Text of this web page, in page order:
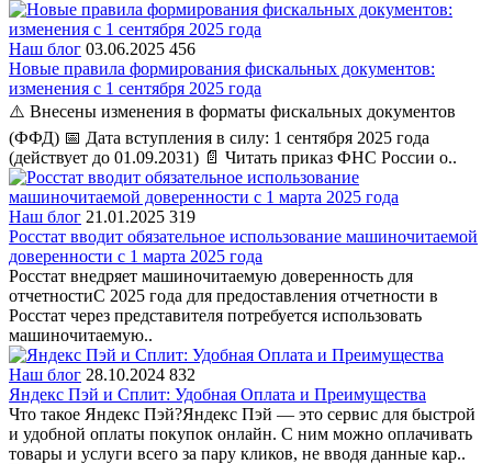
Наш блог 03.06.2025 456
Новые правила формирования фискальных документов:
изменения с 1 сентября 2025 года
⚠️ Внесены изменения в форматы фискальных документов
(ФФД) 📅 Дата вступления в силу: 1 сентября 2025 года
(действует до 01.09.2031) 📄 Читать приказ ФНС России о..
Наш блог 21.01.2025 319
Росстат вводит обязательное использование машиночитаемой
доверенности с 1 марта 2025 года
Росстат внедряет машиночитаемую доверенность для
отчетностиС 2025 года для предоставления отчетности в
Росстат через представителя потребуется использовать
машиночитаемую..
Наш блог 28.10.2024 832
Яндекс Пэй и Сплит: Удобная Оплата и Преимущества
Что такое Яндекс Пэй?Яндекс Пэй — это сервис для быстрой
и удобной оплаты покупок онлайн. С ним можно оплачивать
товары и услуги всего за пару кликов, не вводя данные кар..